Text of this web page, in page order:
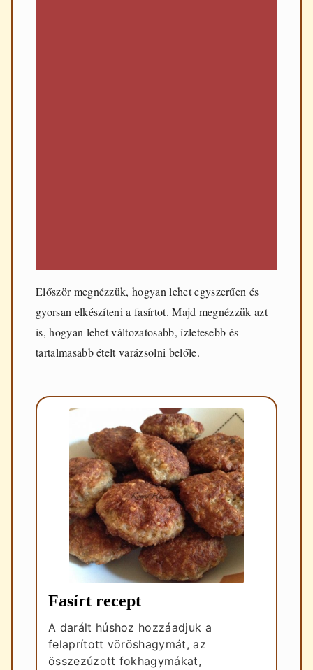
Először megnézzük, hogyan lehet egyszerűen és
gyorsan elkészíteni a fasírtot. Majd megnézzük azt
is, hogyan lehet változatosabb, ízletesebb és
tartalmasabb ételt varázsolni belőle.
Fasírt recept
A darált húshoz hozzáadjuk a
felaprított vöröshagymát, az
összezúzott fokhagymákat,